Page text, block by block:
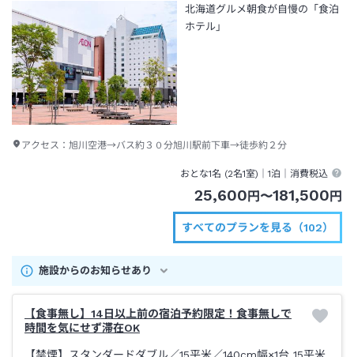
北海道グルメ朝食が自慢の「食泊
ホテル」
アクセス： 旭川空港→バス約３０分旭川駅前下車→徒歩約２分
おとな1名 (2名1室)｜1泊 ｜消費税込
25,600円〜181,500円
すべてのプランを見る（102）
施設からのお知らせあり
【食事無し】14日以上前の宿泊予約限定！食事無しで
時間を気にせず滞在OK